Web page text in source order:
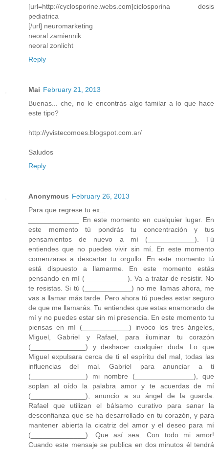
[url=http://cyclosporine.webs.com]ciclosporina dosis
pediatrica
[/url] neuromarketing
neoral zamiennik
neoral zonlicht
Reply
Mai February 21, 2013
Buenas... che, no le encontrás algo familar a lo que hace
este tipo?
http://yvistecomoes.blogspot.com.ar/
Saludos
Reply
Anonymous February 26, 2013
Para que regrese tu ex...
_____________ En este momento en cualquier lugar. En
este momento tú pondrás tu concentración y tus
pensamientos de nuevo a mí (____________). Tú
entiendes que no puedes vivir sin mí. En este momento
comenzaras a descartar tu orgullo. En este momento tú
está dispuesto a llamarme. En este momento estás
pensando en mí (___________). Va a tratar de resistir. No
te resistas. Si tú (____________) no me llamas ahora, me
vas a llamar más tarde. Pero ahora tú puedes estar seguro
de que me llamarás. Tu entiendes que estas enamorado de
mí y no puedes estar sin mi presencia. En este momento tu
piensas en mí (____________) invoco los tres ángeles,
Miguel, Gabriel y Rafael, para iluminar tu corazón
(______________) y deshacer cualquier duda. Lo que
Miguel expulsara cerca de ti el espíritu del mal, todas las
influencias del mal. Gabriel para anunciar a ti
(______________) mi nombre (_______________), que
soplan al oído la palabra amor y te acuerdas de mí
(______________), anuncio a su ángel de la guarda.
Rafael que utilizan el bálsamo curativo para sanar la
desconfianza que se ha desarrollado en tu corazón, y para
mantener abierta la cicatriz del amor y el deseo para mí
(______________). Que así sea. Con todo mi amor!
Cuando este mensaje se publica en dos minutos él tendrá